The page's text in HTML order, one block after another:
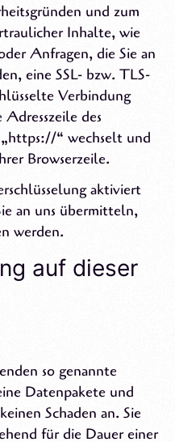
und zum
Inhalte, wie
Anfragen, die Sie an
eine SSL- bzw. TLS-
Verbindung
Adresszeile des
“ wechselt und
Browserzeile.
aktiviert
an uns übermitteln,
werden.
auf dieser
so genannte
Datenpakete und
Schaden an. Sie
für die Dauer einer